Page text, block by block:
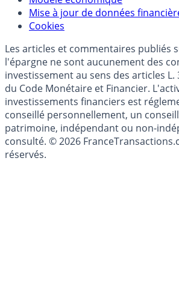
Données)
Modèle économique
Mise à jour de données
Cookies
Les articles et commentaires publiés
l'épargne ne sont aucunement des
investissement au sens des articles L.
du Code Monétaire et Financier.
investissements financiers est
conseillé personnellement, un
patrimoine, indépendant ou non-
consulté. © 2026